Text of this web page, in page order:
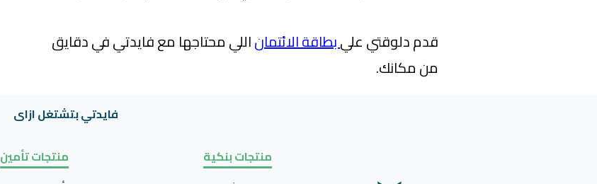
قدم دلوقتي عليبطاقة الائتماناللي محتاجها مع فايدتي في دقايق
من مكانك.
فايدتي بتشتغل ازاى
منتجات بنكية
منتجات تأمين